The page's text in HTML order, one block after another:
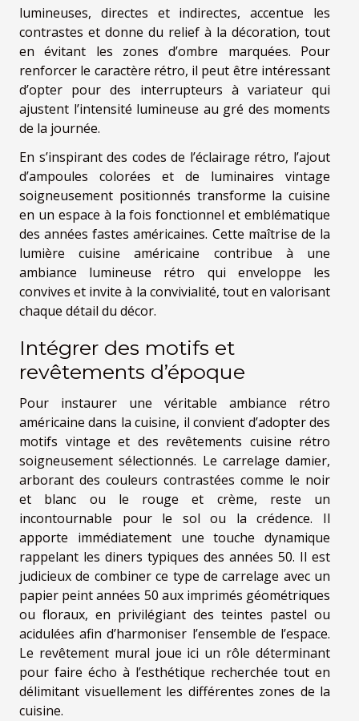
lumineuses, directes et indirectes, accentue les
contrastes et donne du relief à la décoration, tout
en évitant les zones d’ombre marquées. Pour
renforcer le caractère rétro, il peut être intéressant
d’opter pour des interrupteurs à variateur qui
ajustent l’intensité lumineuse au gré des moments
de la journée.
En s’inspirant des codes de l’éclairage rétro, l’ajout
d’ampoules colorées et de luminaires vintage
soigneusement positionnés transforme la cuisine
en un espace à la fois fonctionnel et emblématique
des années fastes américaines. Cette maîtrise de la
lumière cuisine américaine contribue à une
ambiance lumineuse rétro qui enveloppe les
convives et invite à la convivialité, tout en valorisant
chaque détail du décor.
Intégrer des motifs et
revêtements d’époque
Pour instaurer une véritable ambiance rétro
américaine dans la cuisine, il convient d’adopter des
motifs vintage et des revêtements cuisine rétro
soigneusement sélectionnés. Le carrelage damier,
arborant des couleurs contrastées comme le noir
et blanc ou le rouge et crème, reste un
incontournable pour le sol ou la crédence. Il
apporte immédiatement une touche dynamique
rappelant les diners typiques des années 50. Il est
judicieux de combiner ce type de carrelage avec un
papier peint années 50 aux imprimés géométriques
ou floraux, en privilégiant des teintes pastel ou
acidulées afin d’harmoniser l’ensemble de l’espace.
Le revêtement mural joue ici un rôle déterminant
pour faire écho à l’esthétique recherchée tout en
délimitant visuellement les différentes zones de la
cuisine.